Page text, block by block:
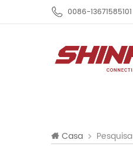
0086-13671585101
Casa Pesquisa